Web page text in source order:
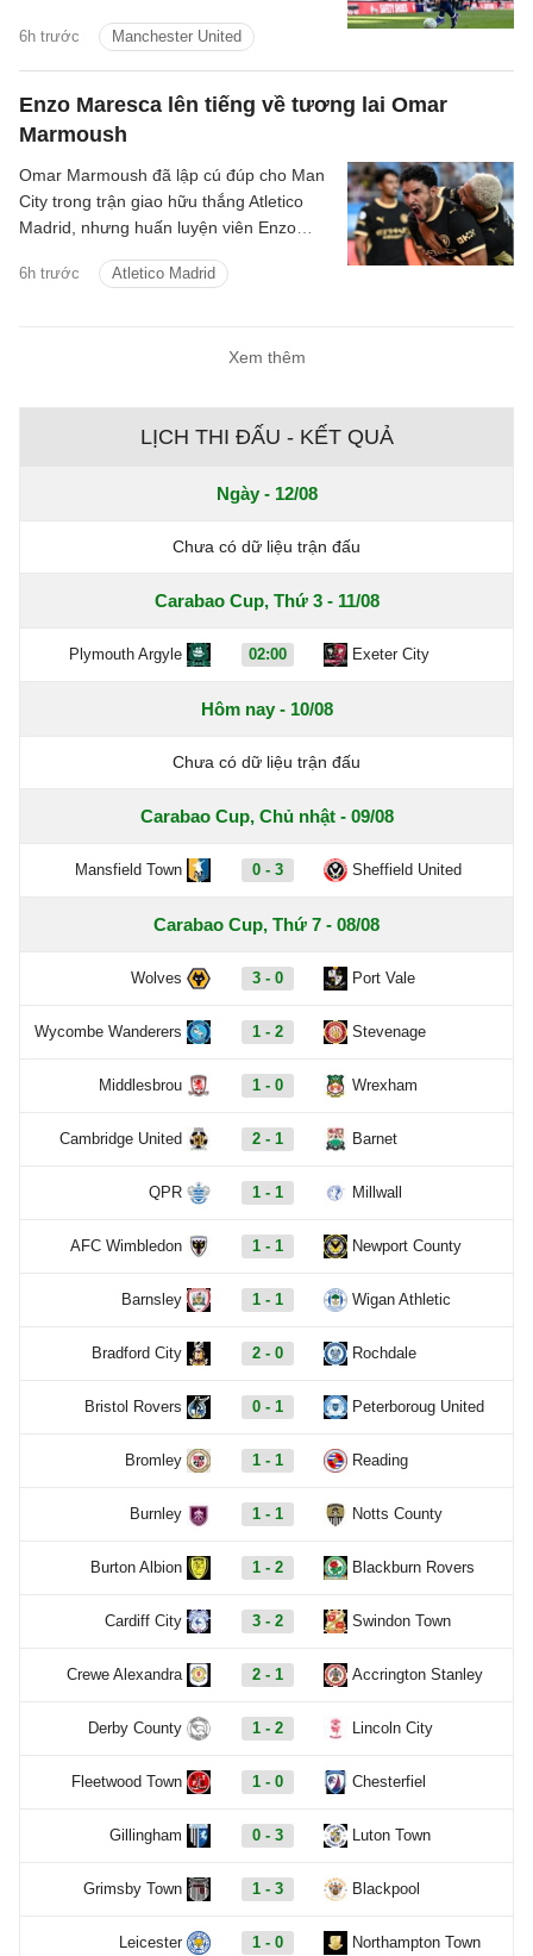
6h trước Manchester United
cho sân Old Trafford.
Enzo Maresca lên tiếng về tương lai Omar
Marmoush
6h trước Atletico Madrid
Omar Marmoush đã lập cú đúp cho Man
City trong trận giao hữu thắng Atletico
Madrid, nhưng huấn luyện viên Enzo
anh.
Xem thêm
LỊCH THI ĐẤU - KẾT QUẢ
Ngày - 12/08
Chưa có dữ liệu trận đấu
Carabao Cup, Thứ 3 - 11/08
Plymouth Argyle 02:00 Exeter City
Hôm nay - 10/08
Chưa có dữ liệu trận đấu
Carabao Cup, Chủ nhật - 09/08
Mansfield Town 0 - 3 Sheffield United
Carabao Cup, Thứ 7 - 08/08
Wolves 3 - 0 Port Vale
Wycombe Wanderers 1 - 2 Stevenage
Middlesbrou 1 - 0 Wrexham
Cambridge United 2 - 1 Barnet
QPR 1 - 1 Millwall
AFC Wimbledon 1 - 1 Newport County
Barnsley 1 - 1 Wigan Athletic
Bradford City 2 - 0 Rochdale
Bristol Rovers 0 - 1 Peterboroug United
Bromley 1 - 1 Reading
Burnley 1 - 1 Notts County
Burton Albion 1 - 2 Blackburn Rovers
Cardiff City 3 - 2 Swindon Town
Crewe Alexandra 2 - 1 Accrington Stanley
Derby County 1 - 2 Lincoln City
Fleetwood Town 1 - 0 Chesterfiel
Gillingham 0 - 3 Luton Town
Grimsby Town 1 - 3 Blackpool
Leicester 1 - 0 Northampton Town